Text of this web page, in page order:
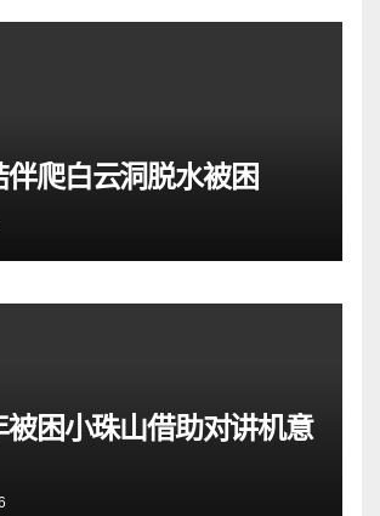
伴爬白云洞脱水被困
被困小珠山借助对讲机意